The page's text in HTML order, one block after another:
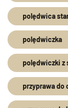
polędwica
polędwiczka
polędwiczki z
przyprawa do